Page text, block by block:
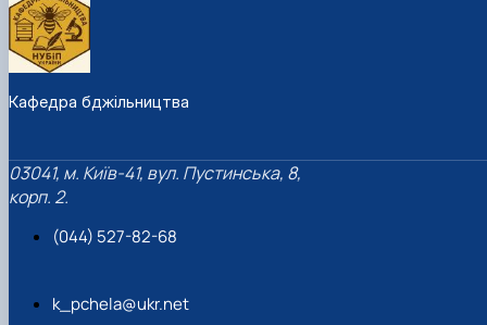
Кафедра бджільництва
03041, м. Київ-41, вул. Пустинська, 8,
корп. 2.
(044) 527-82-68
k_pchela@ukr.net